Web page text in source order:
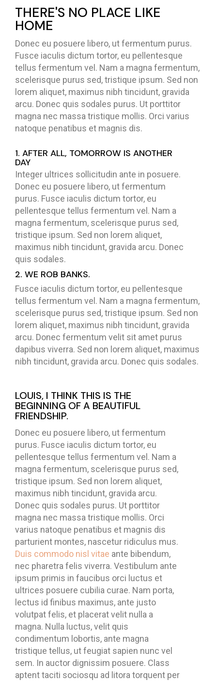
THERE'S NO PLACE LIKE
HOME
Donec eu posuere libero, ut fermentum purus.
Fusce iaculis dictum tortor, eu pellentesque
tellus fermentum vel. Nam a magna fermentum,
scelerisque purus sed, tristique ipsum. Sed non
lorem aliquet, maximus nibh tincidunt, gravida
arcu. Donec quis sodales purus. Ut porttitor
magna nec massa tristique mollis. Orci varius
natoque penatibus et magnis dis.
1. AFTER ALL, TOMORROW IS ANOTHER
DAY
Integer ultrices sollicitudin ante in posuere.
Donec eu posuere libero, ut fermentum
purus. Fusce iaculis dictum tortor, eu
pellentesque tellus fermentum vel. Nam a
magna fermentum, scelerisque purus sed,
tristique ipsum. Sed non lorem aliquet,
maximus nibh tincidunt, gravida arcu. Donec
quis sodales.
2. WE ROB BANKS.
Fusce iaculis dictum tortor, eu pellentesque
tellus fermentum vel. Nam a magna fermentum,
scelerisque purus sed, tristique ipsum. Sed non
lorem aliquet, maximus nibh tincidunt, gravida
arcu. Donec fermentum velit sit amet purus
dapibus viverra. Sed non lorem aliquet, maximus
nibh tincidunt, gravida arcu. Donec quis sodales.
LOUIS, I THINK THIS IS THE
BEGINNING OF A BEAUTIFUL
FRIENDSHIP.
Donec eu posuere libero, ut fermentum
purus. Fusce iaculis dictum tortor, eu
pellentesque tellus fermentum vel. Nam a
magna fermentum, scelerisque purus sed,
tristique ipsum. Sed non lorem aliquet,
maximus nibh tincidunt, gravida arcu.
Donec quis sodales purus. Ut porttitor
magna nec massa tristique mollis. Orci
varius natoque penatibus et magnis dis
parturient montes, nascetur ridiculus mus.
Duis commodo nisl vitae ante bibendum,
nec pharetra felis viverra. Vestibulum ante
ipsum primis in faucibus orci luctus et
ultrices posuere cubilia curae. Nam porta,
lectus id finibus maximus, ante justo
volutpat felis, et placerat velit nulla a
magna. Nulla luctus, velit quis
condimentum lobortis, ante magna
tristique tellus, ut feugiat sapien nunc vel
sem. In auctor dignissim posuere. Class
aptent taciti sociosqu ad litora torquent per